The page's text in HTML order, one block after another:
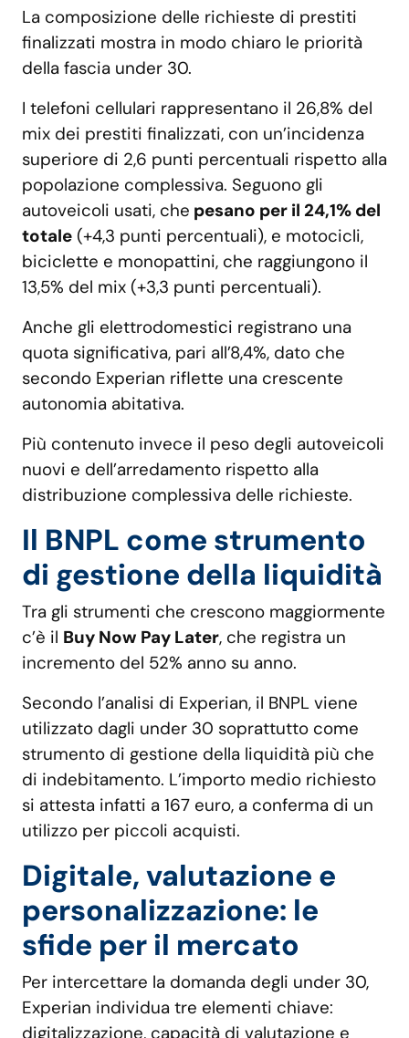
La composizione delle richieste di prestiti
finalizzati mostra in modo chiaro le priorità
della fascia under 30.
I telefoni cellulari rappresentano il 26,8% del
mix dei prestiti finalizzati, con un’incidenza
superiore di 2,6 punti percentuali rispetto alla
popolazione complessiva. Seguono gli
autoveicoli usati, che pesano per il 24,1% del
totale (+4,3 punti percentuali), e motocicli,
biciclette e monopattini, che raggiungono il
13,5% del mix (+3,3 punti percentuali).
Anche gli elettrodomestici registrano una
quota significativa, pari all’8,4%, dato che
secondo Experian riflette una crescente
autonomia abitativa.
Più contenuto invece il peso degli autoveicoli
nuovi e dell’arredamento rispetto alla
distribuzione complessiva delle richieste.
Il BNPL come strumento
di gestione della liquidità
Tra gli strumenti che crescono maggiormente
c’è il Buy Now Pay Later, che registra un
incremento del 52% anno su anno.
Secondo l’analisi di Experian, il BNPL viene
utilizzato dagli under 30 soprattutto come
strumento di gestione della liquidità più che
di indebitamento. L’importo medio richiesto
si attesta infatti a 167 euro, a conferma di un
utilizzo per piccoli acquisti.
Digitale, valutazione e
personalizzazione: le
sfide per il mercato
Per intercettare la domanda degli under 30,
Experian individua tre elementi chiave:
digitalizzazione, capacità di valutazione e